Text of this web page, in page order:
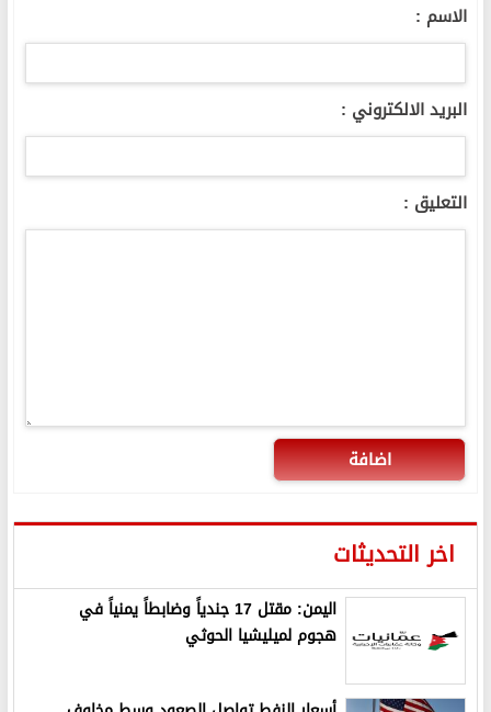
الاسم :
البريد الالكتروني :
التعليق :
اضافة
اخر التحديثات
اليمن: مقتل 17 جندياً وضابطاً يمنياً في
هجوم لميليشيا الحوثي